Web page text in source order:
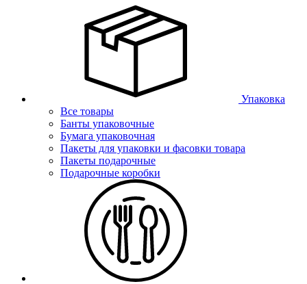
Упаковка
Все товары
Банты упаковочные
Бумага упаковочная
Пакеты для упаковки и фасовки товара
Пакеты подарочные
Подарочные коробки